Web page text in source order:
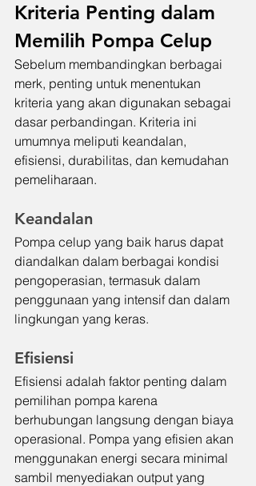
Kriteria Penting dalam
Memilih Pompa Celup
Sebelum membandingkan berbagai
merk, penting untuk menentukan
kriteria yang akan digunakan sebagai
dasar perbandingan. Kriteria ini
umumnya meliputi keandalan,
efisiensi, durabilitas, dan kemudahan
pemeliharaan.
Keandalan
Pompa celup yang baik harus dapat
diandalkan dalam berbagai kondisi
pengoperasian, termasuk dalam
penggunaan yang intensif dan dalam
lingkungan yang keras.
Efisiensi
Efisiensi adalah faktor penting dalam
pemilihan pompa karena
berhubungan langsung dengan biaya
operasional. Pompa yang efisien akan
menggunakan energi secara minimal
sambil menyediakan output yang